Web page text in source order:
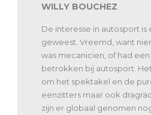
WILLY BOUCHEZ
De interesse in autosport is
geweest. Vreemd, want
was mecanicien, of had
betrokken bij autosport.
om het spektakel en de
eenzitters maar ook
zijn er globaal genomen